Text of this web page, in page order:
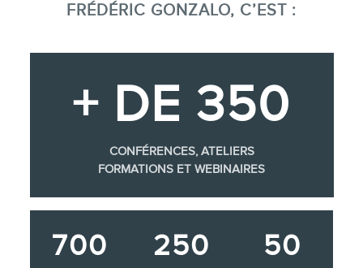
FRÉDÉRIC GONZALO, C’EST :
+ DE 350
CONFÉRENCES, ATELIERS
FORMATIONS ET WEBINAIRES
700 250 50